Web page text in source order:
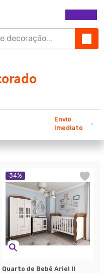
Envio
Imediato
34%
Quarto de Bebê Ariel II